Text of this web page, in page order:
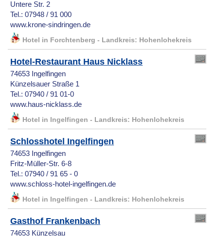
Untere Str. 2
Tel.: 07948 / 91 000
www.krone-sindringen.de
Hotel in Forchtenberg - Landkreis: Hohenlohekreis
Hotel-Restaurant Haus Nicklass
74653 Ingelfingen
Künzelsauer Straße 1
Tel.: 07940 / 91 01-0
www.haus-nicklass.de
Hotel in Ingelfingen - Landkreis: Hohenlohekreis
Schlosshotel Ingelfingen
74653 Ingelfingen
Fritz-Müller-Str. 6-8
Tel.: 07940 / 91 65 - 0
www.schloss-hotel-ingelfingen.de
Hotel in Ingelfingen - Landkreis: Hohenlohekreis
Gasthof Frankenbach
74653 Künzelsau